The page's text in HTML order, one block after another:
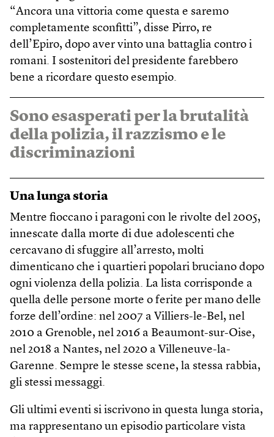
“Ancora una vittoria come questa e saremo
completamente sconfitti”, disse Pirro, re
dell’Epiro, dopo aver vinto una battaglia contro i
romani. I sostenitori del presidente farebbero
bene a ricordare questo esempio.
Sono esasperati per la brutalità
della polizia, il razzismo e le
discriminazioni
Una lunga storia
Mentre fioccano i paragoni con le rivolte del 2005,
innescate dalla morte di due adolescenti che
cercavano di sfuggire all’arresto, molti
dimenticano che i quartieri popolari bruciano dopo
ogni violenza della polizia. La lista corrisponde a
quella delle persone morte o ferite per mano delle
forze dell’ordine: nel 2007 a Villiers-le-Bel, nel
2010 a Grenoble, nel 2016 a Beaumont-sur-Oise,
nel 2018 a Nantes, nel 2020 a Villeneuve-la-
Garenne. Sempre le stesse scene, la stessa rabbia,
gli stessi messaggi.
Gli ultimi eventi si iscrivono in questa lunga storia,
ma rappresentano un episodio particolare vista